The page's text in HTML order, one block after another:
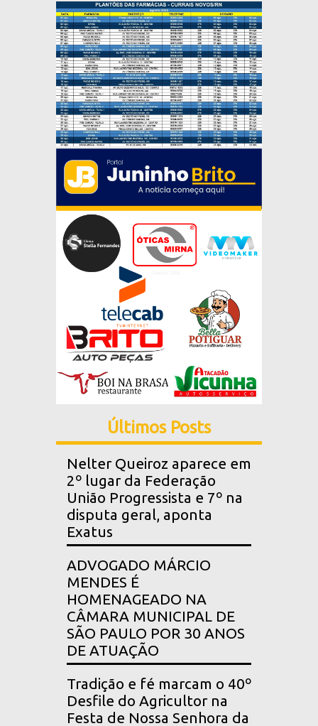
Últimos Posts
Nelter Queiroz aparece em
2º lugar da Federação
União Progressista e 7º na
disputa geral, aponta
Exatus
ADVOGADO MÁRCIO
MENDES É
HOMENAGEADO NA
CÂMARA MUNICIPAL DE
SÃO PAULO POR 30 ANOS
DE ATUAÇÃO
Tradição e fé marcam o 40º
Desfile do Agricultor na
Festa de Nossa Senhora da